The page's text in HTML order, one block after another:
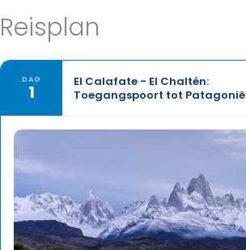
Reisplan
DAG
1
El Calafate - El Chaltén:
Toegangspoort tot Patagonië